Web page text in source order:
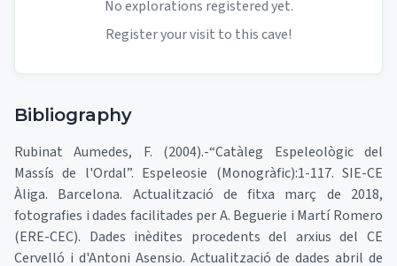
No explorations registered yet.
Register your visit to this cave!
Bibliography
Rubinat Aumedes, F. (2004).-“Catàleg Espeleològic del
Massís de l'Ordal”. Espeleosie (Monogràfic):1-117. SIE-CE
Àliga. Barcelona. Actualització de fitxa març de 2018,
fotografies i dades facilitades per A. Beguerie i Martí Romero
(ERE-CEC). Dades inèdites procedents del arxius del CE
Cervelló i d'Antoni Asensio. Actualització de dades abril de